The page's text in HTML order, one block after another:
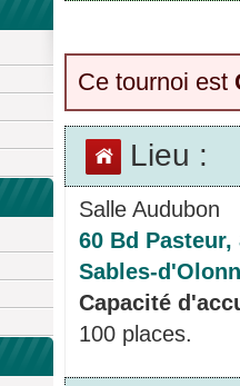
Ce tournoi est
Lieu :
Salle Audubon
60 Bd Pasteur,
Sables-
Capacité
100 places.